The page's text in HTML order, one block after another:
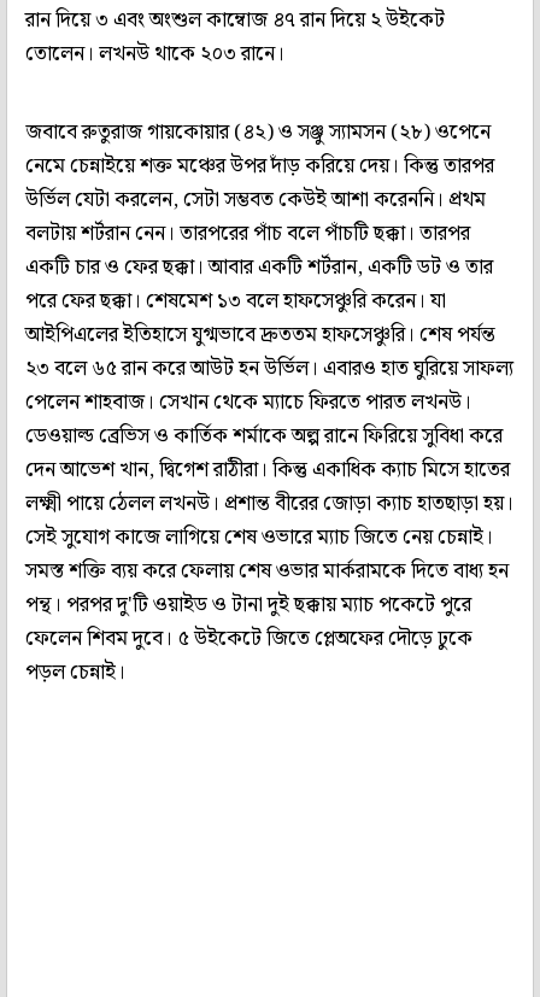
রান দিয়ে ৩ এবং অংশুল কাম্বোজ ৪৭ রান দিয়ে ২ উইকেট
তোলেন। লখনউ থাকে ২০৩ রানে।
জবাবে রুতুরাজ গায়কোয়ার (৪২) ও সঞ্জু স্যামসন (২৮) ওপেনে
নেমে চেন্নাইয়ে শক্ত মঞ্চের উপর দাঁড় করিয়ে দেয়। কিন্তু তারপর
উর্ভিল যেটা করলেন, সেটা সম্ভবত কেউই আশা করেননি। প্রথম
বলটায় শর্টরান নেন। তারপরের পাঁচ বলে পাঁচটি ছক্কা। তারপর
একটি চার ও ফের ছক্কা। আবার একটি শর্টরান, একটি ডট ও তার
পরে ফের ছক্কা। শেষমেশ ১৩ বলে হাফসেঞ্চুরি করেন। যা
আইপিএলের ইতিহাসে যুগ্মভাবে দ্রুততম হাফসেঞ্চুরি। শেষ পর্যন্ত
২৩ বলে ৬৫ রান করে আউট হন উর্ভিল। এবারও হাত ঘুরিয়ে সাফল্য
পেলেন শাহবাজ। সেখান থেকে ম্যাচে ফিরতে পারত লখনউ।
ডেওয়াল্ড ব্রেভিস ও কার্তিক শর্মাকে অল্প রানে ফিরিয়ে সুবিধা করে
দেন আভেশ খান, দ্বিগেশ রাঠীরা। কিন্তু একাধিক ক্যাচ মিসে হাতের
লক্ষ্মী পায়ে ঠেলল লখনউ। প্রশান্ত বীরের জোড়া ক্যাচ হাতছাড়া হয়।
সেই সুযোগ কাজে লাগিয়ে শেষ ওভারে ম্যাচ জিতে নেয় চেন্নাই।
সমস্ত শক্তি ব্যয় করে ফেলায় শেষ ওভার মার্করামকে দিতে বাধ্য হন
পন্থ। পরপর দু'টি ওয়াইড ও টানা দুই ছক্কায় ম্যাচ পকেটে পুরে
ফেলেন শিবম দুবে। ৫ উইকেটে জিতে প্লেঅফের দৌড়ে ঢুকে
পড়ল চেন্নাই।